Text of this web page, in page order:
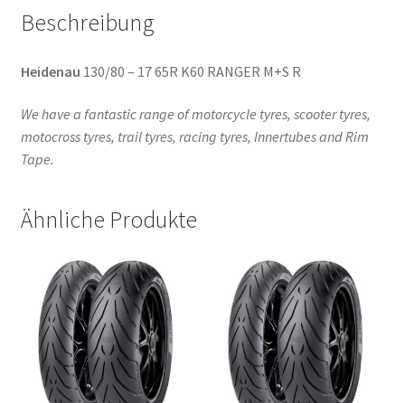
Beschreibung
Heidenau 130/80 – 17 65R K60 RANGER M+S R
We have a fantastic range of motorcycle tyres, scooter tyres,
motocross tyres, trail tyres, racing tyres, Innertubes and Rim
Tape.
Ähnliche Produkte